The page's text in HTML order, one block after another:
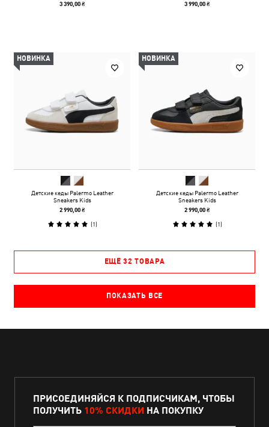
3 390,00 ₴ 3 990,00 ₴
НОВИНКА
Детские кеды Palermo Leather
Sneakers Kids
2 990,00 ₴
(1)
НОВИНКА
Детские кеды Palermo Leather
Sneakers Kids
2 990,00 ₴
(1)
ЕЩЁ 32 ТОВАРА
ПОКАЗАТЬ ВСЕ
ПРИСОЕДИНЯЙСЯ К ПОДПИСЧИКАМ, ЧТОБЫ
ПОЛУЧИТЬ 10% СКИДКИ НА ПОКУПКУ